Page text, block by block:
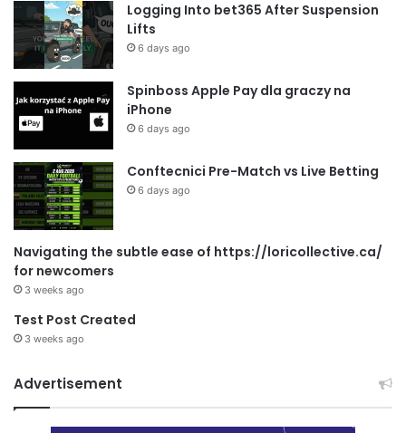
Logging Into bet365 After Suspension
Lifts
6 days ago
Spinboss Apple Pay dla graczy na
iPhone
6 days ago
Conftecnici Pre-Match vs Live Betting
6 days ago
Navigating the subtle ease of https://loricollective.ca/
for newcomers
3 weeks ago
Test Post Created
3 weeks ago
Advertisement